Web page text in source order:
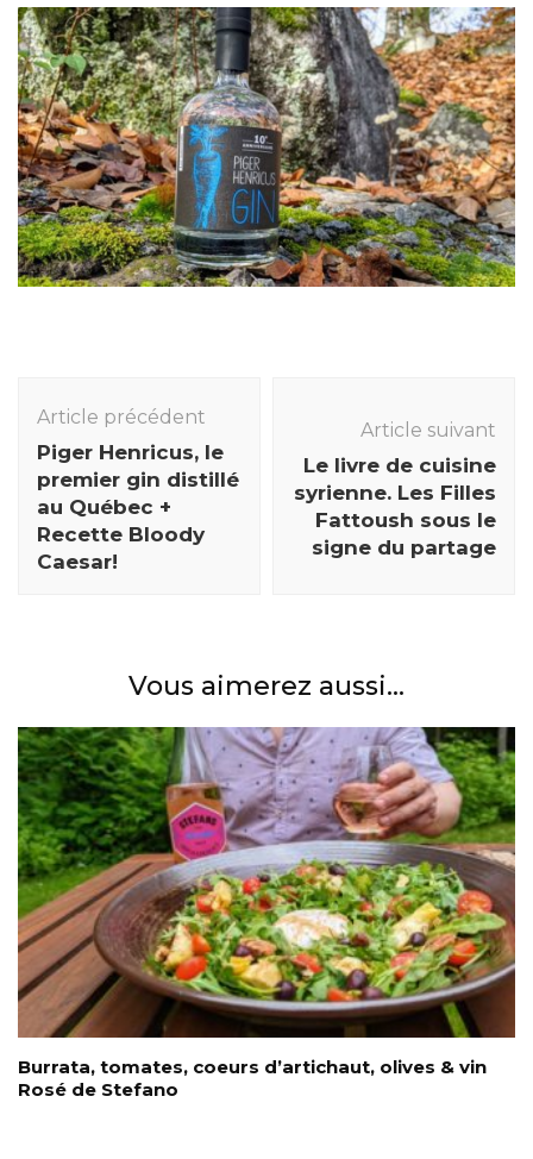
des
articles
Article précédent
Piger Henricus, le
premier gin distillé
au Québec +
Recette Bloody
Caesar!
Article suivant
Le livre de cuisine
syrienne. Les Filles
Fattoush sous le
signe du partage
Vous aimerez aussi...
Burrata, tomates, coeurs d’artichaut, olives & vin
Rosé de Stefano